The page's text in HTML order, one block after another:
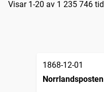
Visar 1-20 av 1 235 746
1868-12-01